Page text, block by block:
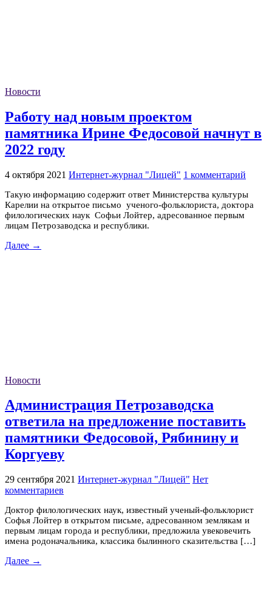
Новости
Работу над новым проектом
памятника Ирине Федосовой начнут в
2022 году
4 октября 2021 Интернет-журнал "Лицей" 1 комментарий
Такую информацию содержит ответ Министерства культуры
Карелии на открытое письмо ученого-фольклориста, доктора
филологических наук Софьи Лойтер, адресованное первым
лицам Петрозаводска и республики.
Далее →
Новости
Администрация Петрозаводска
ответила на предложение поставить
памятники Федосовой, Рябинину и
Коргуеву
29 сентября 2021 Интернет-журнал "Лицей" Нет
комментариев
Доктор филологических наук, известный ученый-фольклорист
Софья Лойтер в открытом письме, адресованном землякам и
первым лицам города и республики, предложила увековечить
имена родоначальника, классика былинного сказительства […]
Далее →